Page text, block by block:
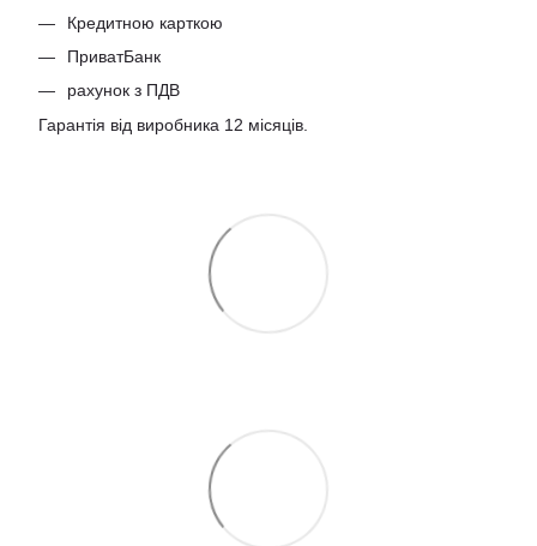
Кредитною карткою
ПриватБанк
рахунок з ПДВ
Гарантія від виробника 12 місяців.